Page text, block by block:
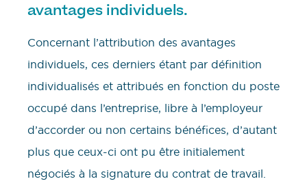
avantages individuels.
Concernant l’attribution des avantages
individuels, ces derniers étant par définition
individualisés et attribués en fonction du poste
occupé dans l’entreprise, libre à l’employeur
d’accorder ou non certains bénéfices, d’autant
plus que ceux-ci ont pu être initialement
négociés à la signature du contrat de travail.